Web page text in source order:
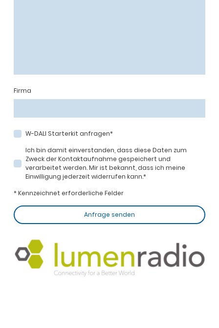
Firma
W-DALI Starterkit anfragen*
Ich bin damit einverstanden, dass diese Daten zum
Zweck der Kontaktaufnahme gespeichert und
verarbeitet werden. Mir ist bekannt, dass ich meine
Einwilligung jederzeit widerrufen kann.*
* Kennzeichnet erforderliche Felder
Anfrage senden